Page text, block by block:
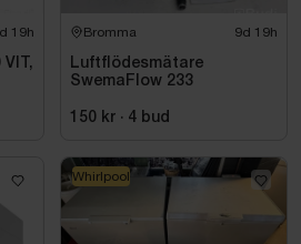
19h
VIT,
Bromma 9d 19h
Luftflödesmätare
SwemaFlow 233
150 kr · 4 bud
Whirlpool